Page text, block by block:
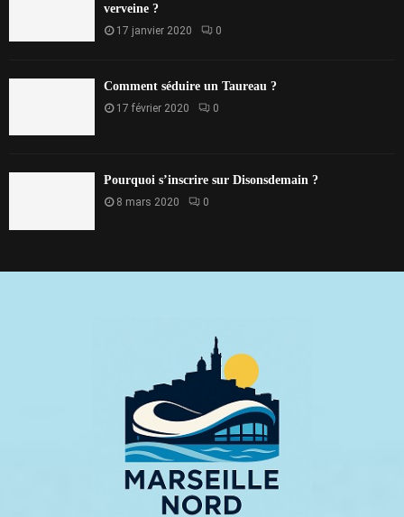
verveine ?
17 janvier 2020 0
Comment séduire un Taureau ?
17 février 2020 0
Pourquoi s’inscrire sur Disonsdemain ?
8 mars 2020 0